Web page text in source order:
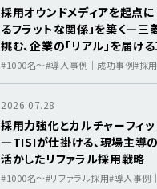
採用オウンドメディアを起点に
るフラットな関係」を築く―三
挑む、企業の「リアル」を届け
#1000名〜#導入事例｜成功事例#採
2026.07.28
採用力強化とカルチャーフィ
―TISIが仕掛ける、現場主導の
活かしたリファラル採用戦略
#1000名〜#リファラル採用#導入事例